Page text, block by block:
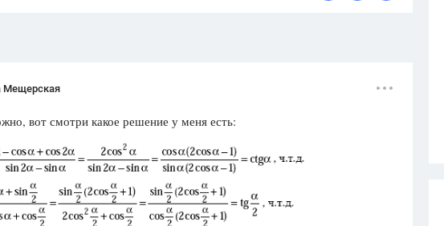
Мещерская
вот смотри какое решение у меня есть: